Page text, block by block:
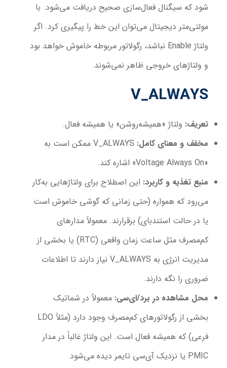
شود که سیگنال فعال‌سازی صحیح دریافت می‌شود. با
مولتی‌متر دیجیتال می‌توان این خط را پیگیری کرد. اگر
ولتاژ Enable نباشد، رگولاتور مربوطه خاموش خواهد بود
و ولتاژهای خروجی ظاهر نمی‌شوند.
V_ALWAYS
تعریف: ولتاژ «همیشه‌روشن» یا همیشه فعال.
مخفف و معنای کامل:
V_ALWAYS ممکن است به
«Voltage Always On» اشاره کند.
منبع تغذیه و کاربرد: این اصطلاح برای ولتاژهایی به‌کار
می‌رود که همواره (حتی زمانی که گوشی خاموش است
یا در حالت استندبای) برقرارند. معمولاً مدارهای
کم‌مصرف مثل ساعت زمان واقعی (RTC) یا بخشی از
مدیریت انرژی به V_ALWAYS نیاز دارند تا اطلاعات
ضروری را نگه دارند.
محل مشاهده در برد/ای‌سی: معمولاً در شماتیک
بخشی از رگولاتورهای کم‌مصرف وجود دارد (مثلاً LDO
فرعی) که همیشه فعال است. این ولتاژ غالباً در مدار
PMIC یا نزدیک آی‌سی تایمر دیده می‌شود.